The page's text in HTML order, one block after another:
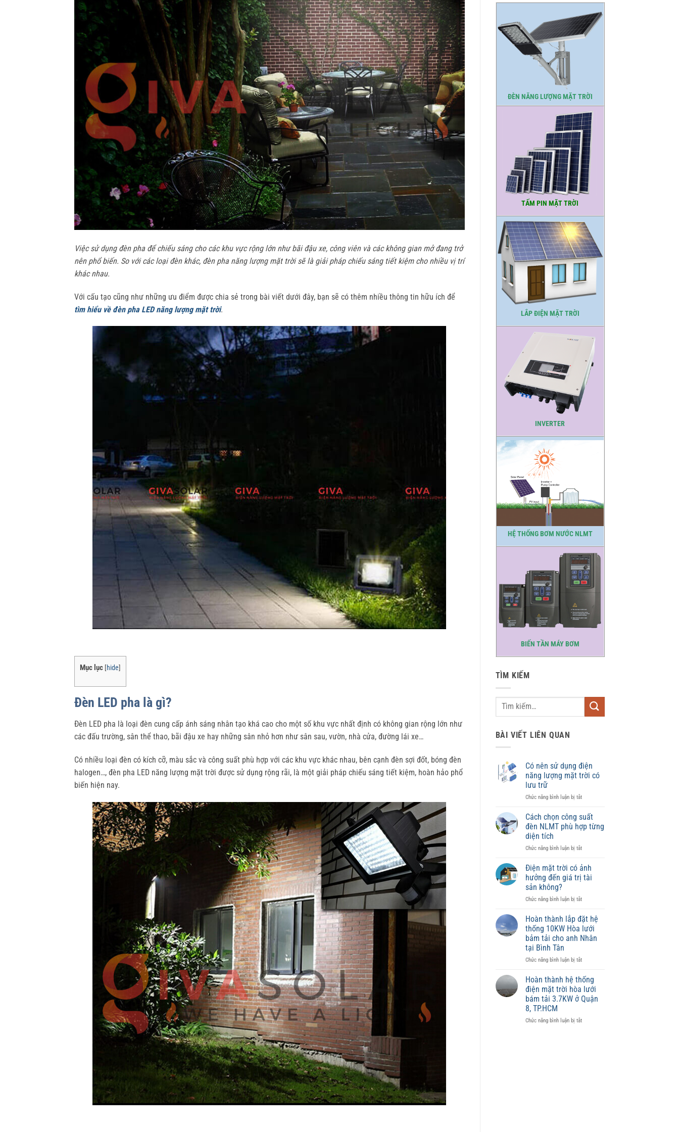
Việc sử dụng đèn pha để chiếu sáng cho các khu vực rộng lớn như bãi đậu xe, công viên và các không gian mở đang trở
nên phổ biến. So với các loại đèn khác, đèn pha năng lượng mặt trời sẽ là giải pháp chiếu sáng tiết kiệm cho nhiều vị trí
khác nhau.
Với cấu tạo cũng như những ưu điểm được chia sẻ trong bài viết dưới đây, bạn sẽ có thêm nhiều thông tin hữu ích để
tìm hiểu về đèn pha LED năng lượng mặt trời.
Mục lục [hide]
Đèn LED pha là gì?
Đèn LED pha là loại đèn cung cấp ánh sáng nhân tạo khá cao cho một số khu vực nhất định có không gian rộng lớn như
các đấu trường, sân thể thao, bãi đậu xe hay những sân nhỏ hơn như sân sau, vườn, nhà cửa, đường lái xe…
Có nhiều loại đèn có kích cỡ, màu sắc và công suất phù hợp với các khu vực khác nhau, bên cạnh đèn sợi đốt, bóng đèn
halogen…, đèn pha LED năng lượng mặt trời được sử dụng rộng rãi, là một giải pháp chiếu sáng tiết kiệm, hoàn hảo phổ
biến hiện nay.
ĐÈN NĂNG LƯỢNG MẶT TRỜI
TẤM PIN MẶT TRỜI
LẮP ĐIỆN MẶT TRỜI
INVERTER
HỆ THỐNG BƠM NƯỚC NLMT
BIẾN TẦN MÁY BƠM
TÌM KIẾM
BÀI VIẾT LIÊN QUAN
Có nên sử dụng điện
năng lượng mặt trời có
lưu trữ
Chức năng bình luận bị tắtở
nên
dụng
năng
mặt
trời
trữ
Cách chọn công suất
đèn NLMT phù hợp từng
diện tích
Chức năng bình luận bị tắtở
chọn
công
suất
NLMT
hợp
từng
diện
tích
Điện mặt trời có ảnh
hưởng đến giá trị tài
sản không?
Chức năng bình luận bị tắtở
mặt
trời
có
ảnh
đến
trị
tài
sản
không?
Hoàn thành lắp đặt hệ
thống 10KW Hòa lưới
bảm tải cho anh Nhân
tại Bình Tân
Chức năng bình luận bị tắtở
thành
lắp
đặt
hệ
10KW
Hoàn thành hệ thống
điện mặt trời hòa lưới
bám tải 3.7KW ở Quận
8, TP.HCM
Chức năng bình luận bị tắtở